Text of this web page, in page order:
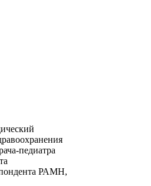
педиатра
РАМН,